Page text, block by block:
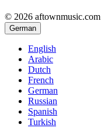
© 2026 aftownmusic.com
German
English
Arabic
Dutch
French
German
Russian
Spanish
Turkish